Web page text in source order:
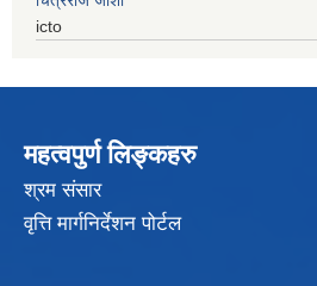
icto
महत्वपुर्ण लिङ्कहरु
श्रम संसार
वृत्ति मार्गनिर्देशन पोर्टल